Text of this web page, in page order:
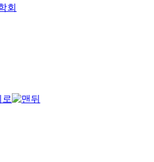
회